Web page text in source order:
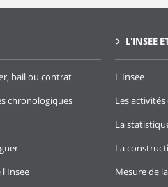
bail ou contrat
chronologiques
l'Insee
L'INSEE
L'Insee
Les
La
La
Mesure de